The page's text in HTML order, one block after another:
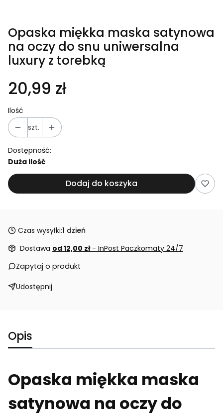
Opaska miękka maska satynowa
na oczy do snu uniwersalna
luxury z torebką
20,99 zł
Ilość
szt.
Dostępność:
Duża ilość
Dodaj do koszyka
Czas wysyłki:1 dzień
Dostawa od 12,00 zł - InPost Paczkomaty 24/7
Zapytaj o produkt
Udostępnij
Opis
Opaska miękka maska
satynowa na oczy do